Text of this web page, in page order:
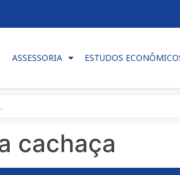
ASSESSORIA ESTUDOS
cachaça